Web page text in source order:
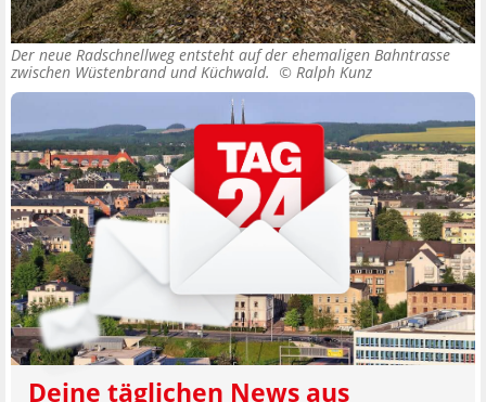
Der neue Radschnellweg entsteht auf der ehemaligen Bahntrasse
zwischen Wüstenbrand und Küchwald. © Ralph Kunz
Deine täglichen News aus